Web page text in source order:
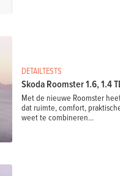
DETAILTESTS
Skoda Roomster 1.6, 1.4
Met de nieuwe Roomster
dat ruimte, comfort,
weet te combineren...